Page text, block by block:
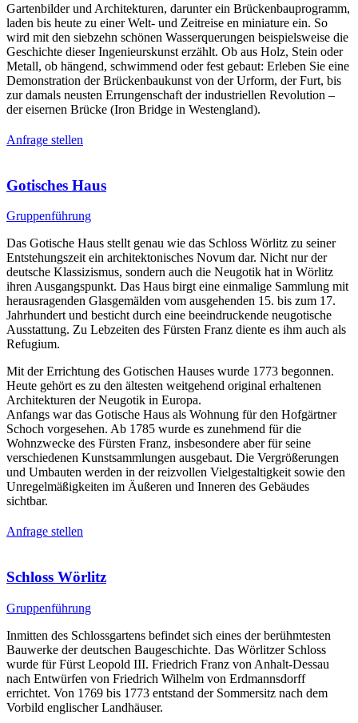
Gartenbilder und Architekturen, darunter ein Brückenbauprogramm,
laden bis heute zu einer Welt- und Zeitreise en miniature ein. So
wird mit den siebzehn schönen Wasserquerungen beispielsweise die
Geschichte dieser Ingenieurskunst erzählt. Ob aus Holz, Stein oder
Metall, ob hängend, schwimmend oder fest gebaut: Erleben Sie eine
Demonstration der Brückenbaukunst von der Urform, der Furt, bis
zur damals neusten Errungenschaft der industriellen Revolution –
der eisernen Brücke (Iron Bridge in Westengland).
Anfrage stellen
Gotisches Haus
Gruppenführung
Das Gotische Haus stellt genau wie das Schloss Wörlitz zu seiner
Entstehungszeit ein architektonisches Novum dar. Nicht nur der
deutsche Klassizismus, sondern auch die Neugotik hat in Wörlitz
ihren Ausgangspunkt. Das Haus birgt eine einmalige Sammlung mit
herausragenden Glasgemälden vom ausgehenden 15. bis zum 17.
Jahrhundert und besticht durch eine beeindruckende neugotische
Ausstattung. Zu Lebzeiten des Fürsten Franz diente es ihm auch als
Refugium.
Mit der Errichtung des Gotischen Hauses wurde 1773 begonnen.
Heute gehört es zu den ältesten weitgehend original erhaltenen
Architekturen der Neugotik in Europa.
Anfangs war das Gotische Haus als Wohnung für den Hofgärtner
Schoch vorgesehen. Ab 1785 wurde es zunehmend für die
Wohnzwecke des Fürsten Franz, insbesondere aber für seine
verschiedenen Kunstsammlungen ausgebaut. Die Vergrößerungen
und Umbauten werden in der reizvollen Vielgestaltigkeit sowie den
Unregelmäßigkeiten im Äußeren und Inneren des Gebäudes
sichtbar.
Anfrage stellen
Schloss Wörlitz
Gruppenführung
Inmitten des Schlossgartens befindet sich eines der berühmtesten
Bauwerke der deutschen Baugeschichte. Das Wörlitzer Schloss
wurde für Fürst Leopold III. Friedrich Franz von Anhalt-Dessau
nach Entwürfen von Friedrich Wilhelm von Erdmannsdorff
errichtet. Von 1769 bis 1773 entstand der Sommersitz nach dem
Vorbild englischer Landhäuser.